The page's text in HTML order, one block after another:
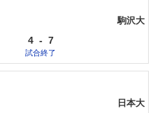
駒沢大
4 - 7
試合終了
日本大